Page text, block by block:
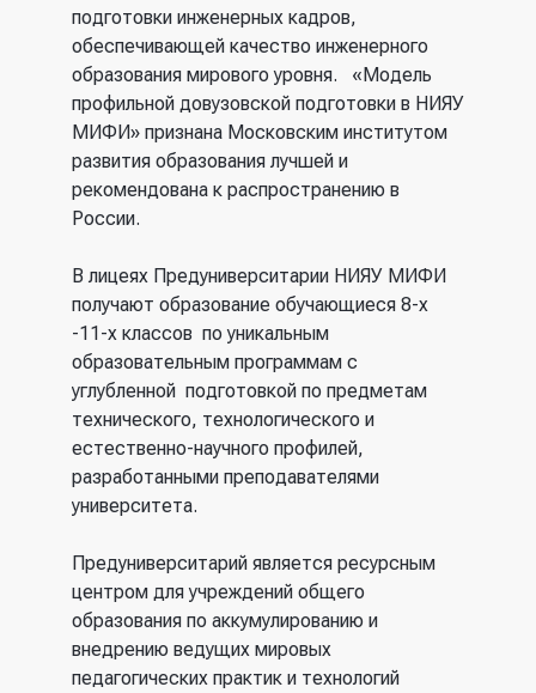
подготовки инженерных кадров,
обеспечивающей качество инженерного
образования мирового уровня. «Модель
профильной довузовской подготовки в НИЯУ
МИФИ» признана Московским институтом
развития образования лучшей и
рекомендована к распространению в
России.
В лицеях Предуниверситарии НИЯУ МИФИ
получают образование обучающиеся 8-х
-11-х классов по уникальным
образовательным программам с
углубленной подготовкой по предметам
технического, технологического и
естественно-научного профилей,
разработанными преподавателями
университета.
Предуниверситарий является ресурсным
центром для учреждений общего
образования по аккумулированию и
внедрению ведущих мировых
педагогических практик и технологий